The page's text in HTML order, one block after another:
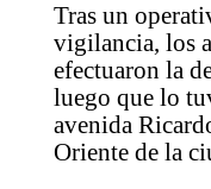
Tras un
vigilancia, los
efectuaron la
luego que lo
avenida
Oriente de la